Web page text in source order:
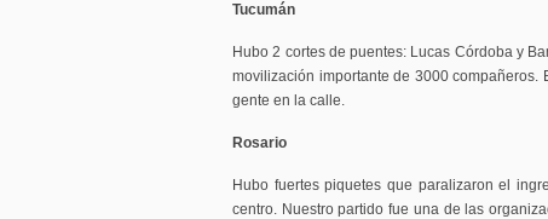
Tucumán
Hubo 2 cortes de puentes: Lucas Córdoba y
movilización importante de 3000 compañeros.
gente en la calle.
Rosario
Hubo fuertes piquetes que paralizaron el
centro. Nuestro partido fue una de las